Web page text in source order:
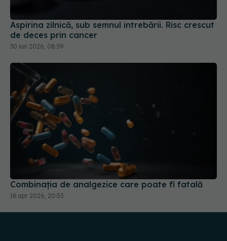
Combinația de analgezice care poate fi fatală
18 apr 2026, 20:53